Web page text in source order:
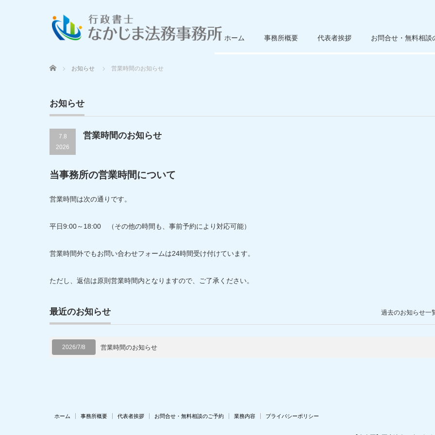
ホーム 事務所概要 代表者挨拶 お問合せ・無料相談
Home お知らせ 営業時間のお知らせ
お知らせ
7.8
2026
営業時間のお知らせ
当事務所の営業時間について
営業時間は次の通りです。
平日9:00～18:00 （その他の時間も、事前予約により対応可能）
営業時間外でもお問い合わせフォームは24時間受け付けています。
ただし、返信は原則営業時間内となりますので、ご了承ください。
最近のお知らせ
2026/7/8 営業時間のお知らせ
過去のお知らせ一
ホーム 事務所概要 代表者挨拶 お問合せ・無料相談のご予約 業務内容 プライバシーポリシー